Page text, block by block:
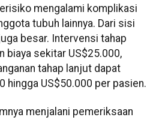
mengalami komplikasi
tubuh lainnya. Dari sisi
besar. Intervensi tahap
biaya sekitar US$25.000,
tahap lanjut dapat
hingga US$50.000 per pasien.
menjalani pemeriksaan